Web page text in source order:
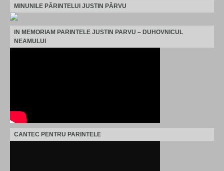
MINUNILE PĂRINTELUI JUSTIN PÂRVU
IN MEMORIAM PARINTELE JUSTIN PARVU – DUHOVNICUL
NEAMULUI
CANTEC PENTRU PARINTELE